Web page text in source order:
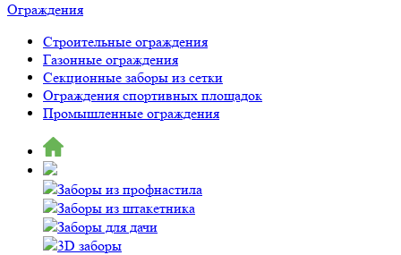
Ограждения
Строительные ограждения
Газонные ограждения
Секционные заборы из сетки
Ограждения спортивных площадок
Промышленные ограждения
Заборы из профнастила
Заборы из штакетника
Заборы для дачи
3D заборы